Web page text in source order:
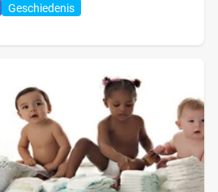
Geschiedenis